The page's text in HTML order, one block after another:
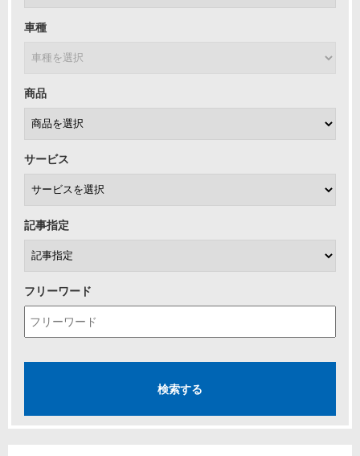
車種
商品
サービス
記事指定
フリーワード